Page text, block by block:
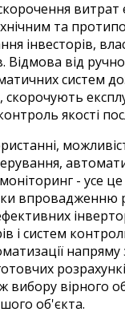
витрат
та
інвесторів,
Відмова від
систем
скорочують
якості
- усе
впровадженню
і систем
напряму
вибору вірного
об'єкта.